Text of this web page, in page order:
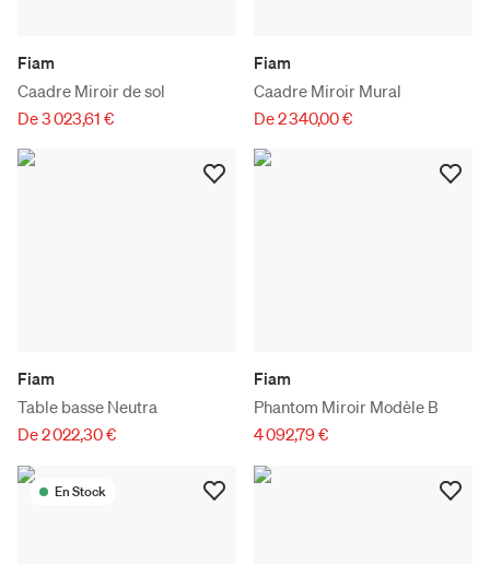
Fiam
Caadre Miroir de sol
De 3 023,61 €
Fiam
Caadre Miroir Mural
De 2 340,00 €
Fiam
Table basse Neutra
De 2 022,30 €
Fiam
Phantom Miroir Modèle B
4 092,79 €
En Stock